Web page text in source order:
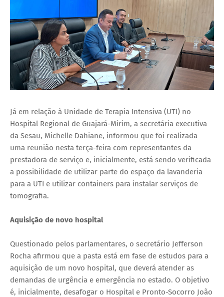
Já em relação à Unidade de Terapia Intensiva (UTI) no
Hospital Regional de Guajará-Mirim, a secretária executiva
da Sesau, Michelle Dahiane, informou que foi realizada
uma reunião nesta terça-feira com representantes da
prestadora de serviço e, inicialmente, está sendo verificada
a possibilidade de utilizar parte do espaço da lavanderia
para a UTI e utilizar containers para instalar serviços de
tomografia.
Aquisição de novo hospital
Questionado pelos parlamentares, o secretário Jefferson
Rocha afirmou que a pasta está em fase de estudos para a
aquisição de um novo hospital, que deverá atender as
demandas de urgência e emergência no estado. O objetivo
é, inicialmente, desafogar o Hospital e Pronto-Socorro João